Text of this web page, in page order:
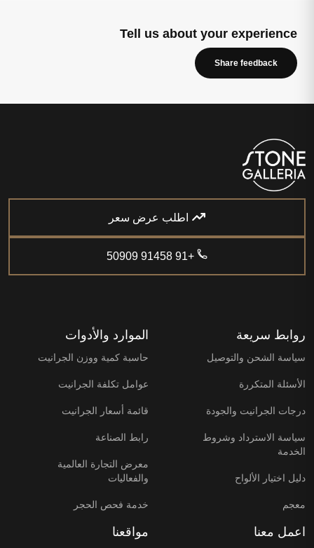
Tell us about your experience
Share feedback
اطلب عرض سعر
+91 91458 50909
روابط سريعة
سياسة الشحن والتوصيل
الأسئلة المتكررة
درجات الجرانيت والجودة
سياسة الاسترداد وشروط
الخدمة
دليل اختيار الألواح
معجم
الموارد والأدوات
حاسبة كمية ووزن الجرانيت
عوامل تكلفة الجرانيت
قائمة أسعار الجرانيت
رابط الصناعة
معرض التجارة العالمية
والفعاليات
خدمة فحص الحجر
اعمل معنا مواقعنا